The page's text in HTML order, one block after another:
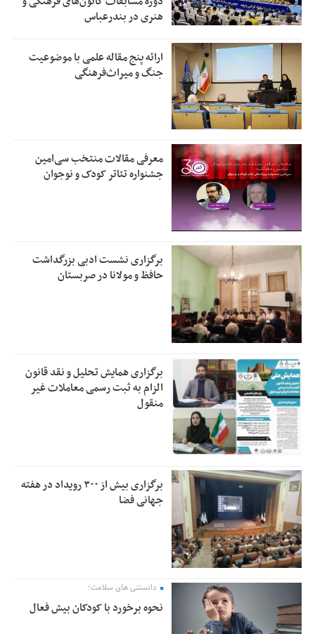
هنری در بندرعباس
ارائه پنج مقاله علمی با موضوعیت
جنگ و میراث‌فرهنگی
معرفی مقالات منتخب سی‌امین
جشنواره تئاتر کودک و نوجوان
برگزاری نشست ادبی بزرگداشت
حافظ و مولانا در صربستان
برگزاری همایش تحلیل و نقد قانون
الزام به ثبت رسمی معاملات غیر
منقول
برگزاری بیش از ۳۰۰ رویداد در هفته
جهانی فضا
دانستنی های سلامت؛
نحوه برخورد با کودکان بیش فعال